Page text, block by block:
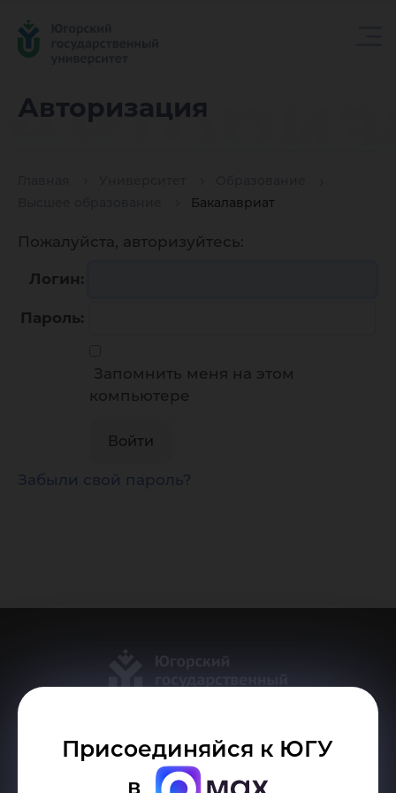
Авторизация
Бакалавриат
Присоединяйся к ЮГУ
в
Пожалуйста, авторизуйтесь:
Логин:
Пароль:
Запомнить меня на этом
компьютере
Забыли свой пароль?
Делитесь новостями об университете с хештегом #ЮГУ